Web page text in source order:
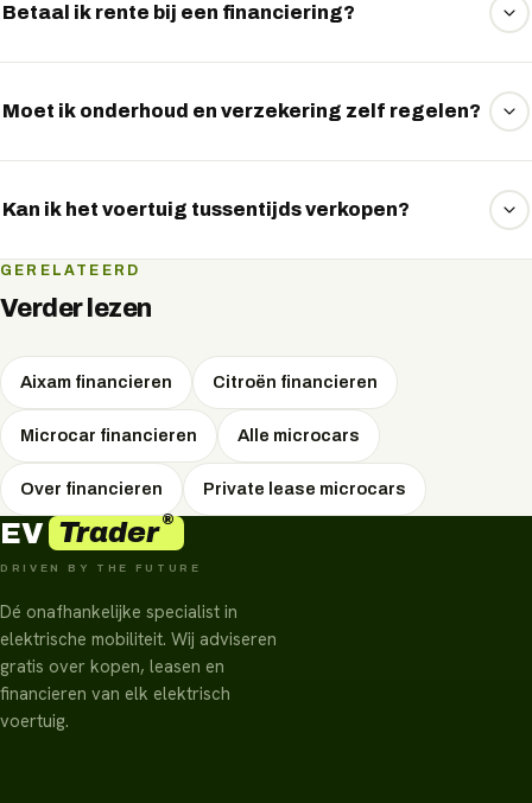
ondernemers. Wij vergelijken de financiers en regelen de
Betaal ik rente bij een financiering?
vergelijkt meerdere financiers om de scherpste rente voor
Moet ik onderhoud en verzekering zelf regelen?
verzekering, omdat u eigenaar bent van het voertuig.
Kan ik het voertuig tussentijds verkopen?
Ja, omdat u eigenaar bent, kunt u het voertuig verkopen.
De resterende financiering wordt dan afgelost met de
GERELATEERD
Verder lezen
Aixam financieren Citroën financieren
Microcar financieren Alle microcars
Over financieren Private lease microcars
EV Trader®
DRIVEN BY THE FUTURE
Dé onafhankelijke specialist in
elektrische mobiliteit. Wij adviseren
gratis over kopen, leasen en
financieren van elk elektrisch
voertuig.